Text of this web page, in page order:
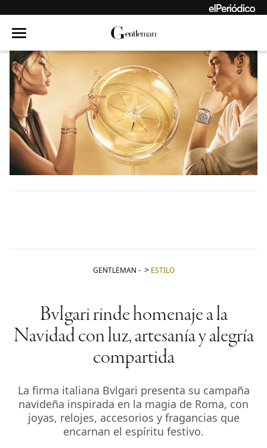
GENTLEMAN - ESTILO
Bvlgari rinde homenaje a la
Navidad con luz, artesanía y alegría
compartida
La firma italiana Bvlgari presenta su campaña
navideña inspirada en la magia de Roma, con
joyas, relojes, accesorios y fragancias que
encarnan el espíritu festivo.